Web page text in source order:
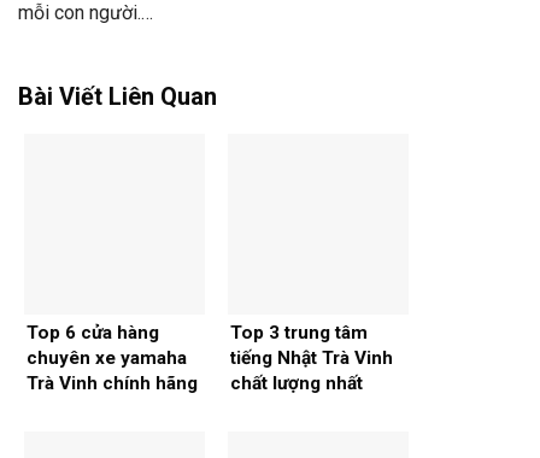
mỗi con người.…
Bài Viết Liên Quan
Top 6 cửa hàng
chuyên xe yamaha
Trà Vinh chính hãng
Top 3 trung tâm
tiếng Nhật Trà Vinh
chất lượng nhất